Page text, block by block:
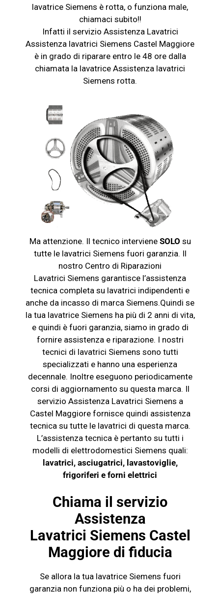
lavatrice Siemens è rotta, o funziona male,
chiamaci subito!!
Infatti il servizio Assistenza Lavatrici
Assistenza lavatrici Siemens Castel Maggiore
è in grado di riparare entro le 48 ore dalla
chiamata la lavatrice Assistenza lavatrici
Siemens rotta.
Ma attenzione. Il tecnico interviene SOLO su
tutte le lavatrici Siemens fuori garanzia. Il
nostro Centro di Riparazioni
Lavatrici Siemens garantisce l’assistenza
tecnica completa su lavatrici indipendenti e
anche da incasso di marca Siemens.Quindi se
la tua lavatrice Siemens ha più di 2 anni di vita,
e quindi è fuori garanzia, siamo in grado di
fornire assistenza e riparazione. I nostri
tecnici di lavatrici Siemens sono tutti
specializzati e hanno una esperienza
decennale. Inoltre eseguono periodicamente
corsi di aggiornamento su questa marca. Il
servizio Assistenza Lavatrici Siemens a
Castel Maggiore fornisce quindi assistenza
tecnica su tutte le lavatrici di questa marca.
L’assistenza tecnica è pertanto su tutti i
modelli di elettrodomestici Siemens quali:
lavatrici, asciugatrici, lavastoviglie,
frigoriferi e forni elettrici
Chiama il servizio
Assistenza
Lavatrici Siemens Castel
Maggiore di fiducia
Se allora la tua lavatrice Siemens fuori
garanzia non funziona più o ha dei problemi,